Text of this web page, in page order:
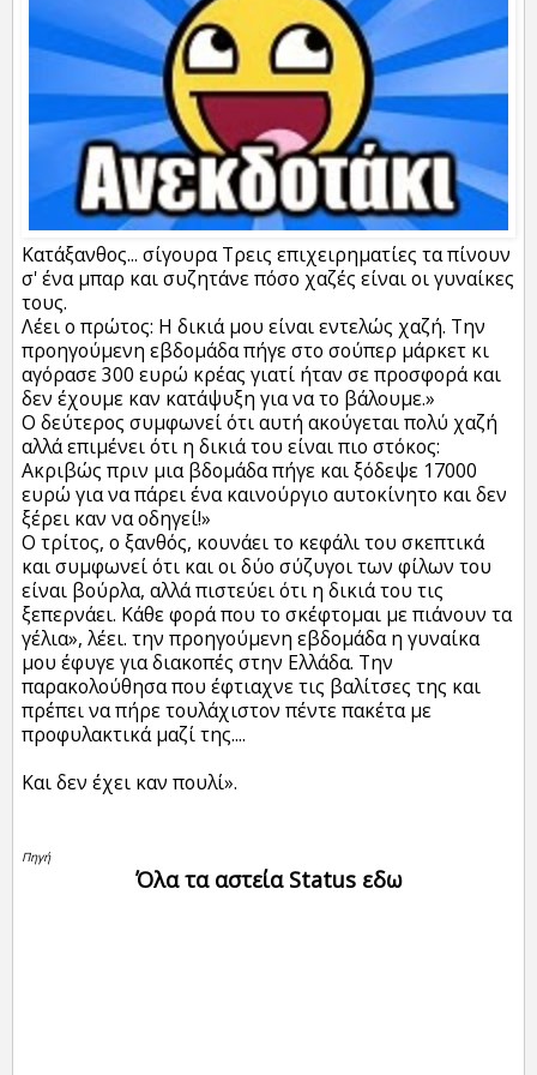
Κατάξανθος... σίγουρα Τρεις επιχειρηματίες τα πίνουν
σ' ένα μπαρ και συζητάνε πόσο χαζές είναι οι γυναίκες
τους.
Λέει ο πρώτος: Η δικιά μου είναι εντελώς χαζή. Την
προηγούμενη εβδομάδα πήγε στο σούπερ μάρκετ κι
αγόρασε 300 ευρώ κρέας γιατί ήταν σε προσφορά και
δεν έχουμε καν κατάψυξη για να το βάλουμε.»
Ο δεύτερος συμφωνεί ότι αυτή ακούγεται πολύ χαζή
αλλά επιμένει ότι η δικιά του είναι πιο στόκος:
Ακριβώς πριν μια βδομάδα πήγε και ξόδεψε 17000
ευρώ για να πάρει ένα καινούργιο αυτοκίνητο και δεν
ξέρει καν να οδηγεί!»
Ο τρίτος, ο ξανθός, κουνάει το κεφάλι του σκεπτικά
και συμφωνεί ότι και οι δύο σύζυγοι των φίλων του
είναι βούρλα, αλλά πιστεύει ότι η δικιά του τις
ξεπερνάει. Κάθε φορά που το σκέφτομαι με πιάνουν τα
γέλια», λέει. την προηγούμενη εβδομάδα η γυναίκα
μου έφυγε για διακοπές στην Ελλάδα. Την
παρακολούθησα που έφτιαχνε τις βαλίτσες της και
πρέπει να πήρε τουλάχιστον πέντε πακέτα με
προφυλακτικά μαζί της....
Και δεν έχει καν πουλί».
Πηγή
Όλα τα αστεία Status εδω